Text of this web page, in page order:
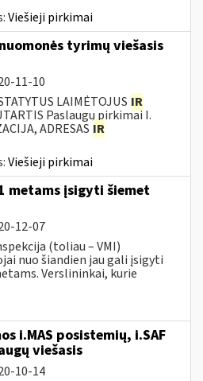
Viešieji pirkimai
tyrimų viešasis
11-10
LAIMĖTOJUS IR
Paslaugų pirkimai I.
ADRESAS IR
Viešieji pirkimai
metams įsigyti šiemet
12-07
(toliau – VMI)
nuo šiandien jau gali įsigyti
Verslininkai, kurie
i.MAS posistemių, i.SAF
viešasis
10-14